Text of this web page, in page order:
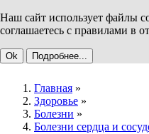
Наш сайт использует файлы
соглашаетесь с правилами в
Ok Подробнее...
Главная »
Здоровье »
Болезни »
Болезни сердца и